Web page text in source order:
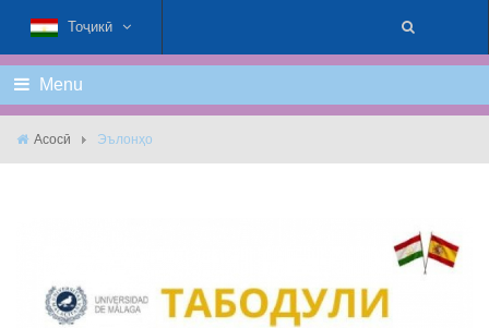
Тоҷикӣ
Menu
Асосӣ Эълонҳо